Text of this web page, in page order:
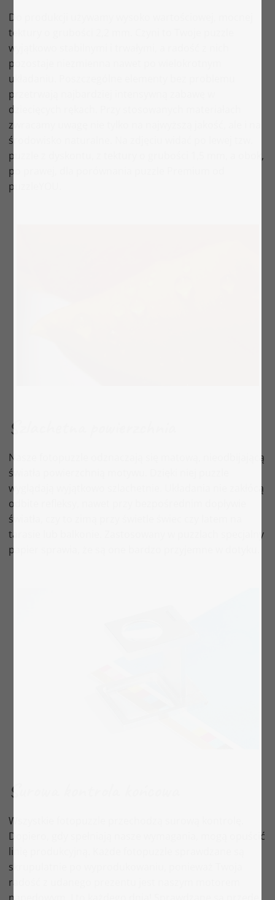
Do produkcji używamy wysoko wartościowej, mocnej
tektury o grubości 2,2 mm. Czyni to Twoje puzzle
wyjątkowo stabilnymi i trwałymi, a radość z nich
pozostaje niezmienna nawet po wielokrotnym
układaniu. Poszczególne elementy bez problemu
przetrwają najbardziej intensywną zabawę w
dziecięcych rękach. Przy stosowanych materiałach
zwracamy uwagę nie tylko na najwyższą jakość, ale i na
środowisko naturalne. Na zdjęciu widać po lewej tzw.
puzzle z dyskontu, z tektury o grubości 1,5 mm, a obok,
po prawej, dla porównania puzzle Premium od
puzzleYOU.
Szlachetna powierzchnia
Nasze fotopuzzle odznaczają się matową, nieodbijającą
światła powierzchnią motywu. Dzięki niej puzzle
wyglądają wyjątkowo szlachetnie. Układania nie zakłócą
odbite refleksy, nawet przy bezpośrednim dopływie
światła, czy to zimą przy świetle świec czy latem na
tarasie lub balkonie. Zastosowany w puzzlach specjalny
papier sprawia, że są one bardzo przyjemne w dotyku.
Surowa kontrola końcowa
Wszystkie fotopuzzle przechodzą surową kontrolę.
Dopiero, gdy spełniają nasze wymagania, mogą opuścić
linię produkcyjną. Każde fotopuzzle sprawdzane są
skrupulatnie po wyprodukowaniu, ponieważ Twoja
radość z udanego prezentu jest naszym motorem